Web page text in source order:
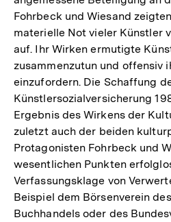
Fohrbeck und Wiesand
materielle Not vieler Künstler
auf. Ihr Wirken ermutigte
zusammenzutun und offensiv
einzufordern. Die Schaffung
Künstlersozialversicherung
Ergebnis des Wirkens der
zuletzt auch der beiden
Protagonisten Fohrbeck und
wesentlichen Punkten
Verfassungsklage von
Beispiel dem Börsenverein
Buchhandels oder des